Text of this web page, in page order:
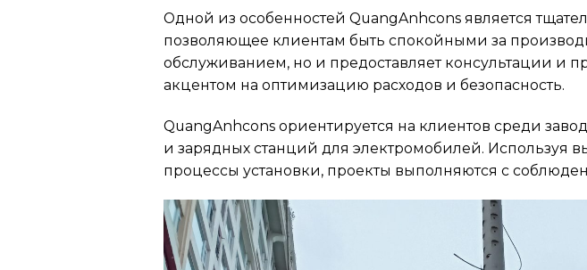
Одной из особенностей QuangAnhcons является
позволяющее клиентам быть спокойными за
обслуживанием, но и предоставляет консультации и
акцентом на оптимизацию расходов и безопасность.
QuangAnhcons ориентируется на клиентов среди
и зарядных станций для электромобилей. Используя
процессы установки, проекты выполняются с